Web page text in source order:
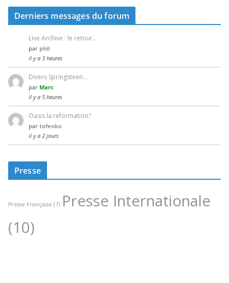
Derniers messages du forum
Live Archive : le retour..
par phil
il y a 3 heures
Divers Springsteen…
par Marc
il y a 5 heures
Oasis la reformation?
par tofenko
il y a 2 jours
Presse
Presse Française (7) Presse Internationale
(10)